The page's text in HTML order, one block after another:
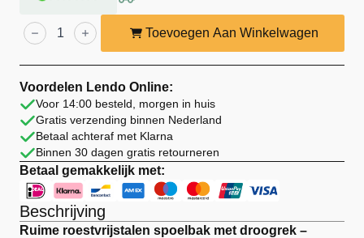
Lendo
Online
Spoelbak
Zilver
RVS
–
Met
Droogrek
aantal
Toevoegen Aan Winkelwagen
Voordelen Lendo Online:
Voor 14:00 besteld, morgen in huis
Gratis verzending binnen Nederland
Betaal achteraf met Klarna
Binnen 30 dagen gratis retourneren
Betaal gemakkelijk met:
Beschrijving
Ruime roestvrijstalen spoelbak met droogrek –